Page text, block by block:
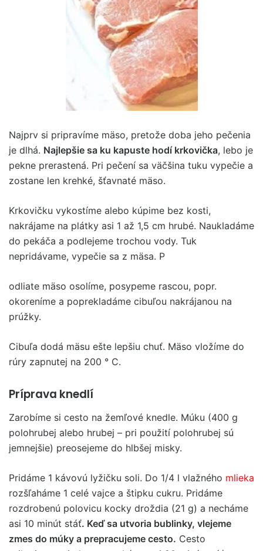
Najprv si pripravíme mäso, pretože doba jeho pečenia
je dlhá. Najlepšie sa ku kapuste hodí krkovička, lebo je
pekne prerastená. Pri pečení sa väčšina tuku vypečie a
zostane len krehké, šťavnaté mäso.
Krkovičku vykostíme alebo kúpime bez kosti,
nakrájame na plátky asi 1 až 1,5 cm hrubé. Naukladáme
do pekáča a podlejeme trochou vody. Tuk
nepridávame, vypečie sa z mäsa. P
odliate mäso osolíme, posypeme rascou, popr.
okoreníme a poprekladáme cibuľou nakrájanou na
prúžky.
Cibuľa dodá mäsu ešte lepšiu chuť. Mäso vložíme do
rúry zapnutej na 200 ° C.
Príprava knedlí
Zarobíme si cesto na žemľové knedle. Múku (400 g
polohrubej alebo hrubej – pri použití polohrubej sú
jemnejšie) preosejeme do hlbšej misky.
Pridáme 1 kávovú lyžičku soli. Do 1/4 l vlažného mlieka
rozšľaháme 1 celé vajce a štipku cukru. Pridáme
rozdrobenú polovicu kocky droždia (21 g) a necháme
asi 10 minút stáť. Keď sa utvoria bublinky, vlejeme
zmes do múky a prepracujeme cesto. Cesto